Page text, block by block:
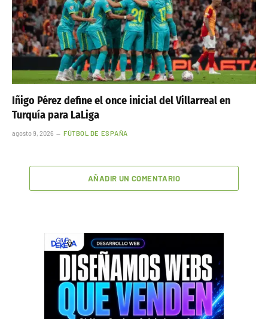
Iñigo Pérez define el once inicial del Villarreal en
Turquía para LaLiga
agosto 9, 2026 FÚTBOL DE ESPAÑA
AÑADIR UN COMENTARIO